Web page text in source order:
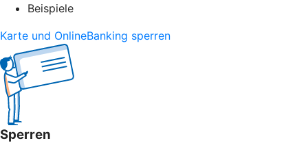
Beispiele
Karte und OnlineBanking sperren
Sperren